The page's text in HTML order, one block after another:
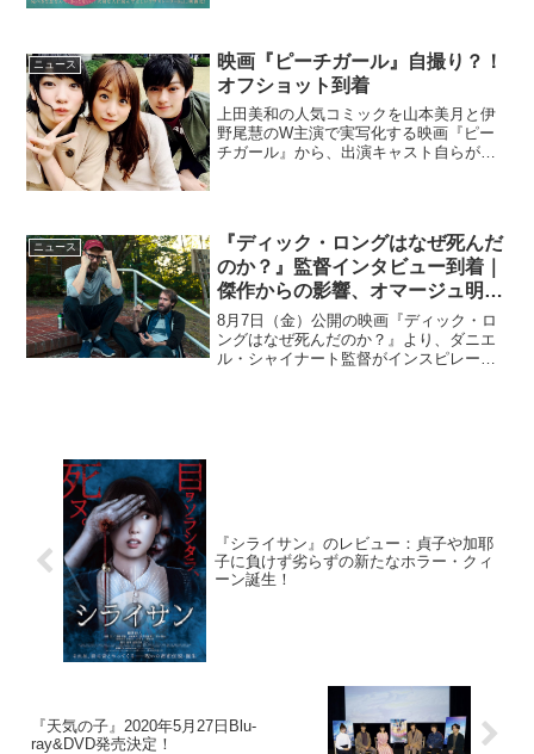
ニュース
映画『ピーチガール』自撮り？！
オフショット到着
上田美和の人気コミックを山本美月と伊
野尾慧のW主演で実写化する映画『ピー
チガール』から、出演キャスト自らが撮
た目は派手だけど中身は超...
ニュース
『ディック・ロングはなぜ死んだ
のか？』監督インタビュー到着｜
傑作からの影響、オマージュ明か
す
8月7日（金）公開の映画『ディック・ロ
ングはなぜ死んだのか？』より、ダニエ
ル・シャイナート監督がインスピレーシ
『シライサン』のレビュー：貞子や加耶
子に負けず劣らずの新たなホラー・クィ
ーン誕生！
『天気の子』2020年5月27日Blu-
ray&DVD発売決定！